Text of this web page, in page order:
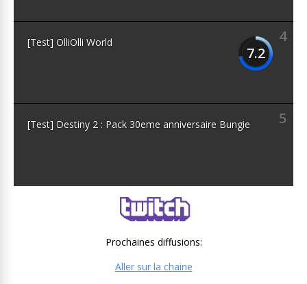
4
7.2
[Test] OlliOlli World
5
[Test] Destiny 2 : Pack 30eme anniversaire Bungie
Prochaines diffusions:
Aller sur la chaine